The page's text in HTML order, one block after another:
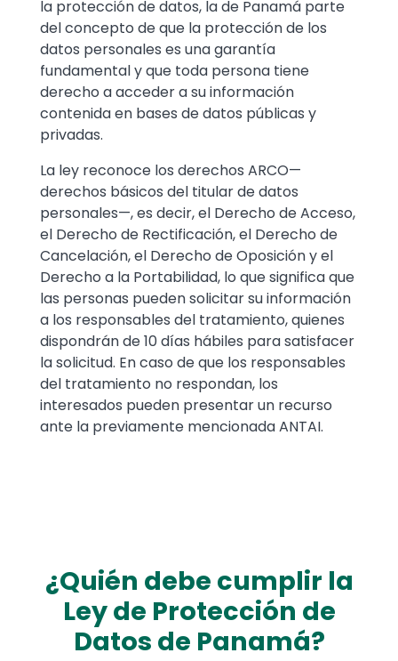
la protección de datos, la de Panamá parte
del concepto de que la protección de los
datos personales es una garantía
fundamental y que toda persona tiene
derecho a acceder a su información
contenida en bases de datos públicas y
privadas.
La ley reconoce los derechos ARCO—
derechos básicos del titular de datos
personales—, es decir, el Derecho de Acceso,
el Derecho de Rectificación, el Derecho de
Cancelación, el Derecho de Oposición y el
Derecho a la Portabilidad, lo que significa que
las personas pueden solicitar su información
a los responsables del tratamiento, quienes
dispondrán de 10 días hábiles para satisfacer
la solicitud. En caso de que los responsables
del tratamiento no respondan, los
interesados pueden presentar un recurso
ante la previamente mencionada ANTAI.
¿Quién debe cumplir la
Ley de Protección de
Datos de Panamá?